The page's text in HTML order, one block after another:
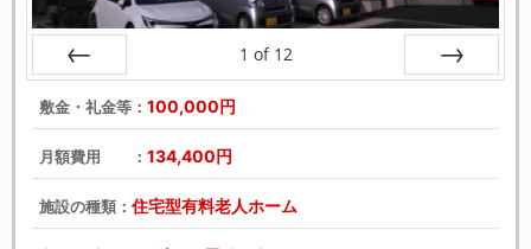
戻る
1 of 12
敷金・礼金等： 100,000円
月額費用 ： 134,400円
施設の種類： 住宅型有料老人ホーム